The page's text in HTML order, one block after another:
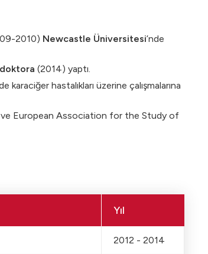
2010) Newcastle Üniversitesi’nde
doktora (2014) yaptı.
karaciğer hastalıkları üzerine çalışmalarına
ve European Association for the Study of
Yıl
2012 - 2014